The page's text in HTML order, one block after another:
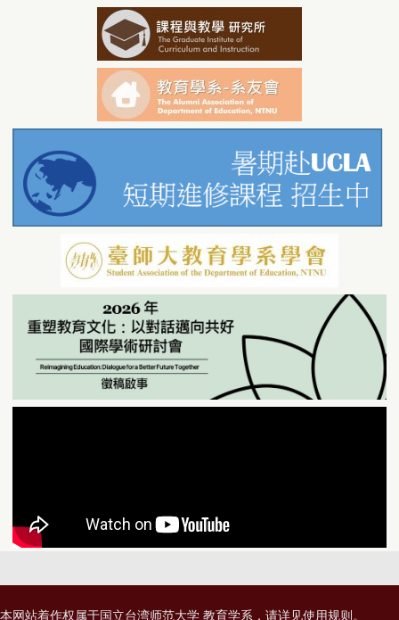
本网站着作权属于国立台湾师范大学 教育学系，请详见使用规则。